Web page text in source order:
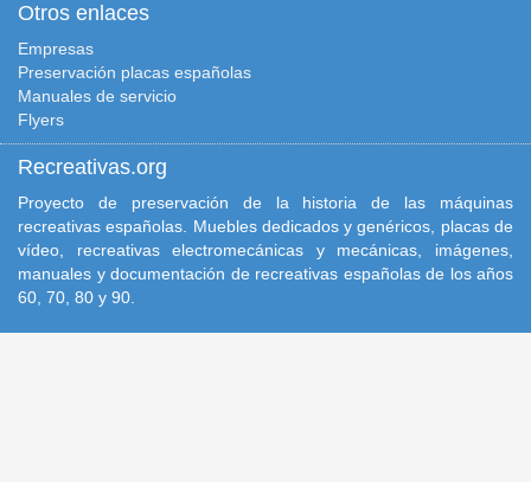
Otros enlaces
Empresas
Preservación placas españolas
Manuales de servicio
Flyers
Recreativas.org
Proyecto de preservación de la historia de las máquinas
recreativas españolas. Muebles dedicados y genéricos, placas de
vídeo, recreativas electromecánicas y mecánicas, imágenes,
manuales y documentación de recreativas españolas de los años
60, 70, 80 y 90.